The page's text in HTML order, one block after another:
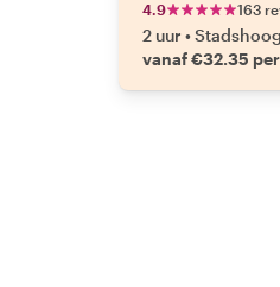
4.9 163
2 uur •
vanaf €32.35